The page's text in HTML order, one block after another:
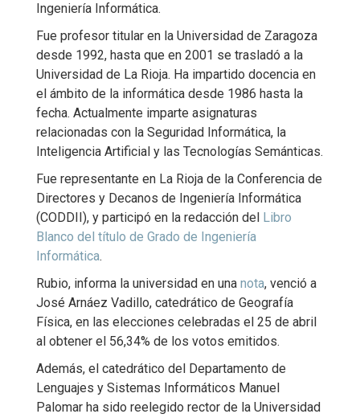
Ingeniería Informática.
Fue profesor titular en la Universidad de Zaragoza
desde 1992, hasta que en 2001 se trasladó a la
Universidad de La Rioja. Ha impartido docencia en
el ámbito de la informática desde 1986 hasta la
fecha. Actualmente imparte asignaturas
relacionadas con la Seguridad Informática, la
Inteligencia Artificial y las Tecnologías Semánticas.
Fue representante en La Rioja de la Conferencia de
Directores y Decanos de Ingeniería Informática
(CODDII), y participó en la redacción del Libro
Blanco del título de Grado de Ingeniería
Informática.
Rubio, informa la universidad en una nota, venció a
José Arnáez Vadillo, catedrático de Geografía
Física, en las elecciones celebradas el 25 de abril
al obtener el 56,34% de los votos emitidos.
Además, el catedrático del Departamento de
Lenguajes y Sistemas Informáticos Manuel
Palomar ha sido reelegido rector de la Universidad